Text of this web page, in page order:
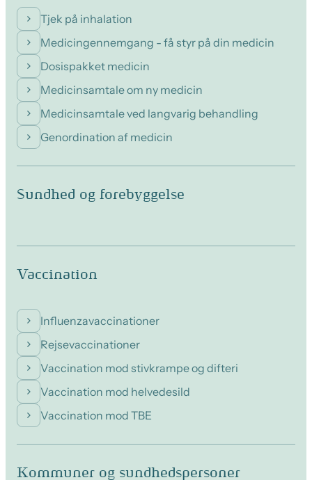
Tjek på inhalation
Medicingennemgang - få styr på din medicin
Dosispakket medicin
Medicinsamtale om ny medicin
Medicinsamtale ved langvarig behandling
Genordination af medicin
Sundhed og forebyggelse
Vaccination
Influenzavaccinationer
Rejsevaccinationer
Vaccination mod stivkrampe og difteri
Vaccination mod helvedesild
Vaccination mod TBE
Kommuner og sundhedspersoner